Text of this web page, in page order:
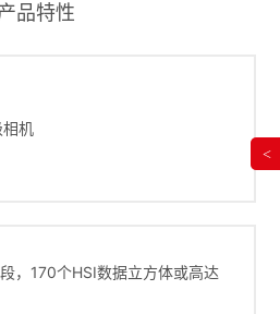
品特性
相机
，170个HSI数据立方体或高达
<